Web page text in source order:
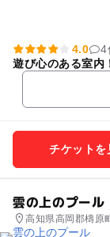
4.0
4
遊び心のある室内
チケットを
雲の上のプール
高知県高岡郡檮原